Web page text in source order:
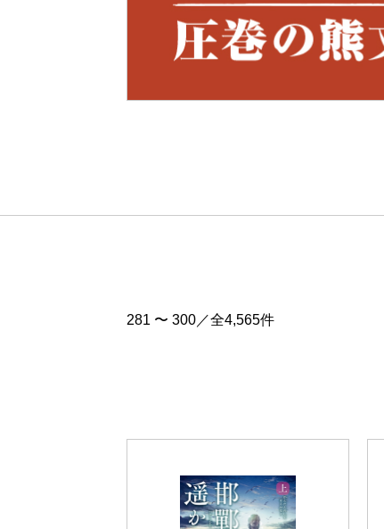
281 〜 300／全4,565件